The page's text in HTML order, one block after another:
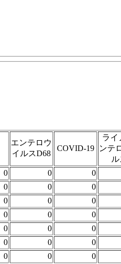
エンテロウ
イルスD68
COVID-19
ライ
ンテ
ル
0 0 0
0 0 0
0 0 0
0 0 0
0 0 0
0 0 0
0 0 0